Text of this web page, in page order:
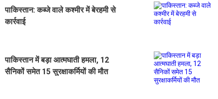
पाकिस्तान: कब्जे वाले कश्मीर में बेरहमी से
कार्रवाई
पाकिस्तान में बड़ा आत्मघाती हमला, 12
सैनिकों समेत 15 सुरक्षाकर्मियों की मौत